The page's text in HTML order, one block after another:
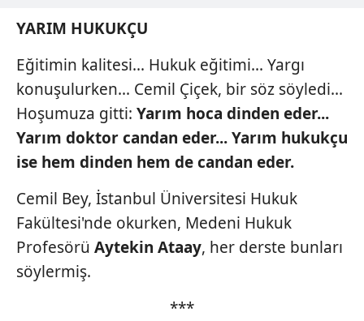
YARIM HUKUKÇU
Eğitimin kalitesi... Hukuk eğitimi... Yargı
konuşulurken... Cemil Çiçek, bir söz söyledi...
Hoşumuza gitti: Yarım hoca dinden eder...
Yarım doktor candan eder...Yarım hukukçu
ise hem dinden hem de candan eder.
Cemil Bey, İstanbul Üniversitesi Hukuk
Fakültesi'nde okurken, Medeni Hukuk
Profesörü Aytekin Ataay, her derste bunları
söylermiş.
***